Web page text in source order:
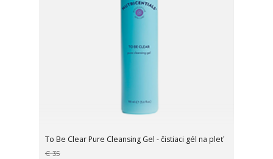
To Be Clear Pure Cleansing Gel - čistiaci gél na pleť
€ 35